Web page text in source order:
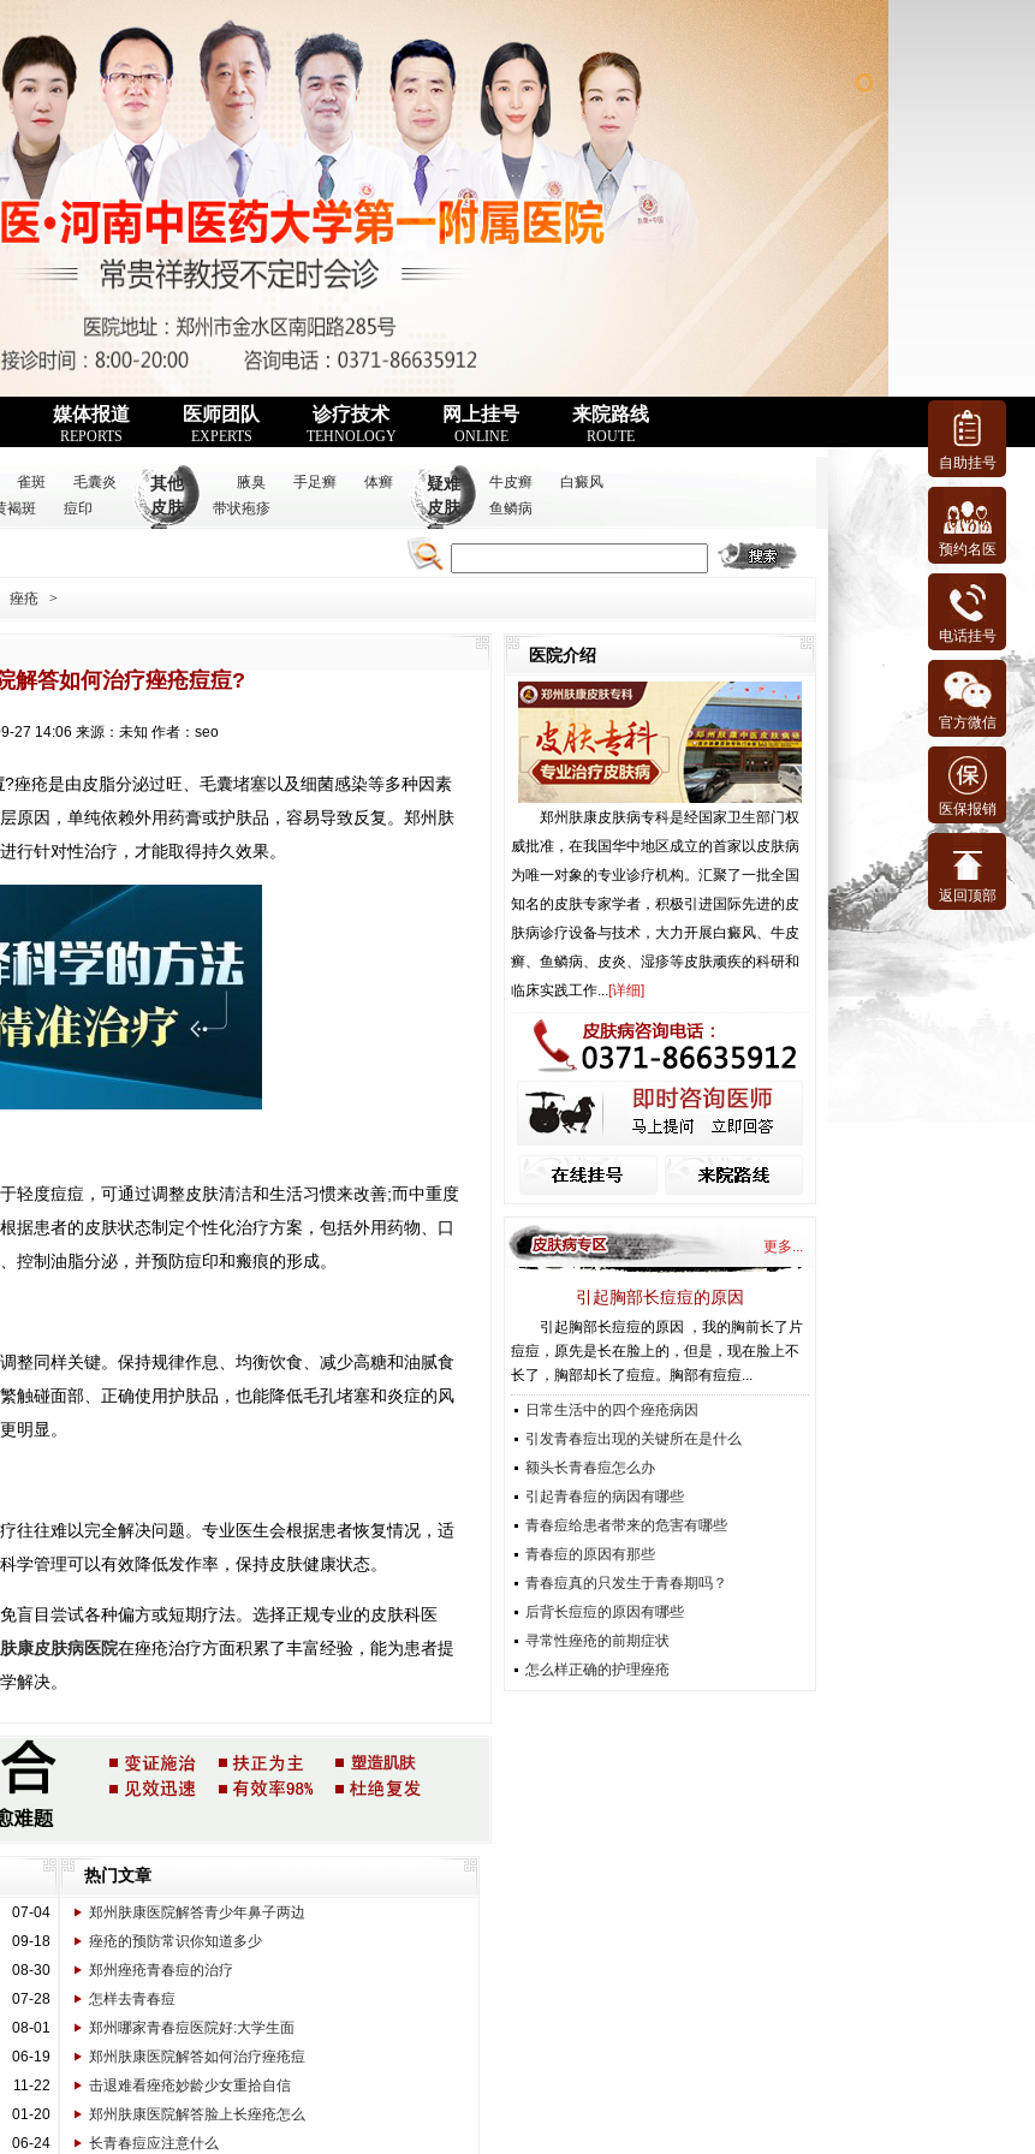
媒体报道
REPORTS
医师团队
EXPERTS
诊疗技术
TEHNOLOGY
网上挂号
ONLINE
来院路线
ROUTE
雀斑
毛囊炎
褐斑
痘印
其他
皮肤
病
腋臭 手足癣
体癣
带状疱疹
疑难
皮肤
病
牛皮癣
白癜风
鱼鳞病
痤疮 >
解答如何治疗痤疮痘痘?
27 14:06 来源：未知 作者：seo
?痤疮是由皮脂分泌过旺、毛囊堵塞以及细菌感染等多种因素
原因，单纯依赖外用药膏或护肤品，容易导致反复。郑州肤
行针对性治疗，才能取得持久效果。
度痘痘，可通过调整皮肤清洁和生活习惯来改善;而中重度
据患者的皮肤状态制定个性化治疗方案，包括外用药物、口
控制油脂分泌，并预防痘印和瘢痕的形成。
同样关键。保持规律作息、均衡饮食、减少高糖和油腻食
触碰面部、正确使用护肤品，也能降低毛孔堵塞和炎症的风
明显。
往难以完全解决问题。专业医生会根据患者恢复情况，适
学管理可以有效降低发作率，保持皮肤健康状态。
目尝试各种偏方或短期疗法。选择正规专业的皮肤科医
康皮肤病医院在痤疮治疗方面积累了丰富经验，能为患者提
解决。
07-04
09-18
08-30
07-28
08-01
06-19
11-22
01-20
06-24
热门文章
郑州肤康医院解答青少年鼻子两边
痤疮的预防常识你知道多少
郑州痤疮青春痘的治疗
怎样去青春痘
郑州哪家青春痘医院好:大学生面
郑州肤康医院解答如何治疗痤疮痘
击退难看痤疮妙龄少女重拾自信
郑州肤康医院解答脸上长痤疮怎么
长青春痘应注意什么
医院介绍
郑州肤康皮肤病专科是经国家卫生部门权
威批准，在我国华中地区成立的首家以皮肤病
为唯一对象的专业诊疗机构。汇聚了一批全国
知名的皮肤专家学者，积极引进国际先进的皮
肤病诊疗设备与技术，大力开展白癜风、牛皮
癣、鱼鳞病、皮炎、湿疹等皮肤顽疾的科研和
临床实践工作...[详细]
更多...
引起胸部长痘痘的原因
引起胸部长痘痘的原因 ，我的胸前长了片
痘痘，原先是长在脸上的，但是，现在脸上不
长了，胸部却长了痘痘。胸部有痘痘...
日常生活中的四个痤疮病因
引发青春痘出现的关键所在是什么
额头长青春痘怎么办
引起青春痘的病因有哪些
青春痘给患者带来的危害有哪些
青春痘的原因有那些
青春痘真的只发生于青春期吗？
后背长痘痘的原因有哪些
寻常性痤疮的前期症状
怎么样正确的护理痤疮
自助挂号
预约名医
电话挂号
官方微信
医保报销
返回顶部